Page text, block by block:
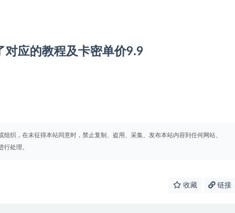
对应的教程及卡密单价9.9
织，在未征得本站同意时，禁止复制、盗用、采集、发布本站内容到任何网站、
行处理。
收藏 链接